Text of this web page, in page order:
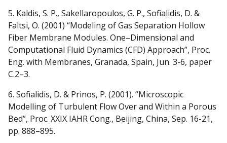
5. Kaldis, S. P., Sakellaropoulos, G. P., Sofialidis, D. &
Faltsi, O. (2001) “Modeling of Gas Separation Hollow
Fiber Membrane Modules. One–Dimensional and
Computational Fluid Dynamics (CFD) Approach”, Proc.
Eng. with Membranes, Granada, Spain, Jun. 3-6, paper
C.2–3.
6. Sofialidis, D. & Prinos, P. (2001). “Microscopic
Modelling of Turbulent Flow Over and Within a Porous
Bed”, Proc. XXIX IAHR Cong., Beijing, China, Sep. 16-21,
pp. 888–895.